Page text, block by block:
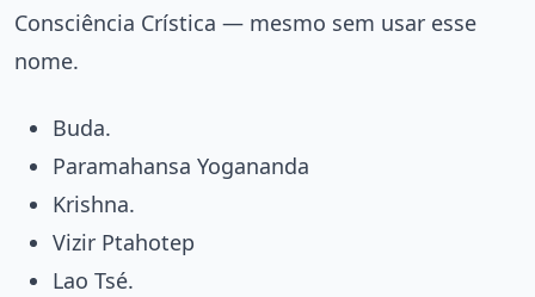
Consciência Crística — mesmo sem usar esse
nome.
Buda.
Paramahansa Yogananda
Krishna.
Vizir Ptahotep
Lao Tsé.